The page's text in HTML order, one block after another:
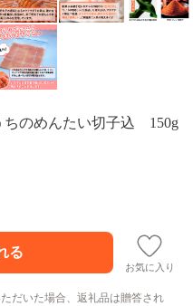
ちのめんたい切子込 150g
お気に入り
だいた場合、返礼品は贈答され